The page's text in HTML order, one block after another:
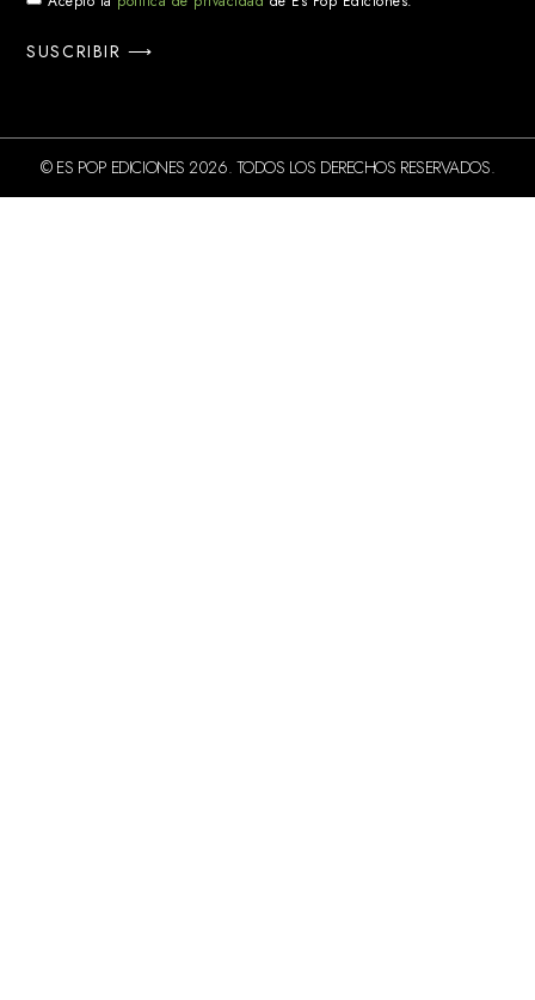
SUSCRIBIR ⟶
© ES POP EDICIONES 2026. TODOS LOS DERECHOS RESERVADOS.